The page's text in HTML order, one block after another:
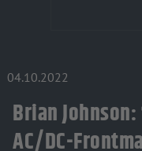
04.10.2022
Brian
AC/DC-